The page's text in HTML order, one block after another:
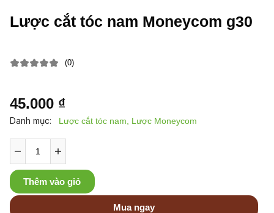
Lược cắt tóc nam Moneycom g30
(0)
45.000 ₫
Thêm vào giỏ
Mua ngay
Danh mục: Lược cắt tóc nam, Lược Moneycom